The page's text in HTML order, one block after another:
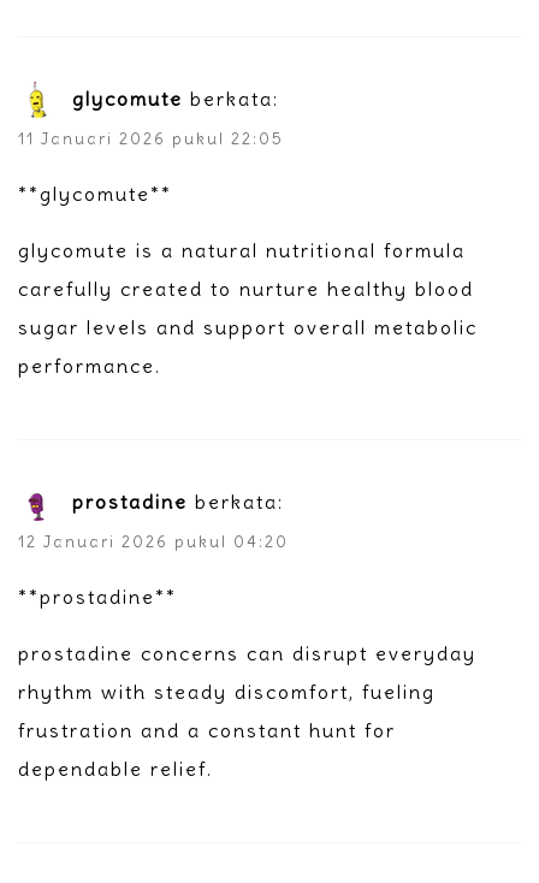
glycomute berkata:
11 Januari 2026 pukul 22:05
**glycomute**
glycomute is a natural nutritional formula
carefully created to nurture healthy blood
sugar levels and support overall metabolic
performance.
prostadine berkata:
12 Januari 2026 pukul 04:20
**prostadine**
prostadine concerns can disrupt everyday
rhythm with steady discomfort, fueling
frustration and a constant hunt for
dependable relief.